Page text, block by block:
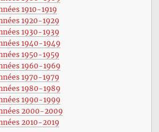
1910-1919
1920-1929
1930-1939
1940-1949
1950-1959
1960-1969
1970-1979
1980-1989
1990-1999
2000-2009
2010-2019